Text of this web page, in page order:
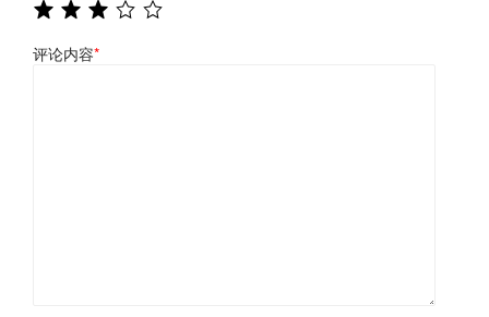
评论内容*